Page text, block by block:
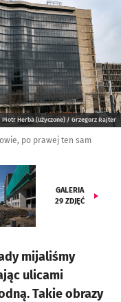
Piotr Herba (użyczone) / Grzegorz Rajter
po prawej ten sam
GALERIA
29 ZDJĘĆ
mijaliśmy
ulicami
Takie obrazy